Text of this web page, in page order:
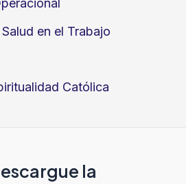
en el Trabajo
Católica
la